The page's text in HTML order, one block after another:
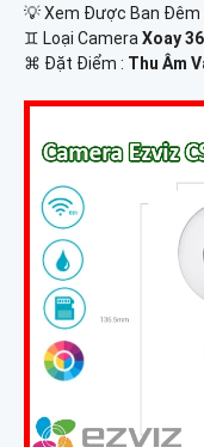
💡 Xem Được Ban Đêm
♊ Loại CameraXoay
️⌘ Đặt Điểm : Thu Âm